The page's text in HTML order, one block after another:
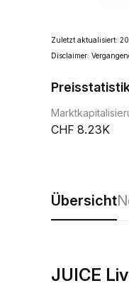
Zuletzt aktualisiert:
Disclaimer:
8.23K
Übersicht
JUICE